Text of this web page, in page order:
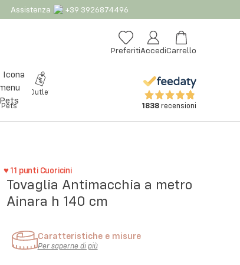
Assistenza +39 3926874496
PreferitiAccediCarrello
Pets
Outlet
1838recensioni
♥ 11 punti Cuoricini
Tovaglia Antimacchia a metro
Ainara h 140 cm
Caratteristiche e misure
Per saperne di più